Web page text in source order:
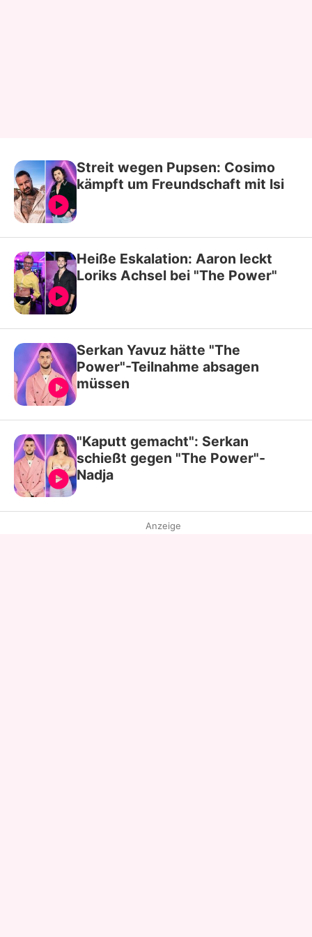
Streit wegen Pupsen: Cosimo
kämpft um Freundschaft mit Isi
Heiße Eskalation: Aaron leckt
Loriks Achsel bei "The Power"
Serkan Yavuz hätte "The
Power"-Teilnahme absagen
müssen
"Kaputt gemacht": Serkan
schießt gegen "The Power"-
Nadja
Anzeige